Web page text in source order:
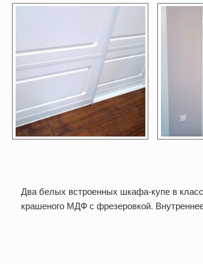
Два белых встроенных шкафа-купе в
крашеного МДФ с фрезеровкой.